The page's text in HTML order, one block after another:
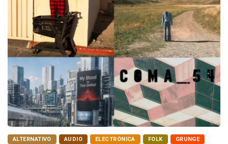
ALTERNATIVO AUDIO ELECTRÓNICA FOLK GRUNGE